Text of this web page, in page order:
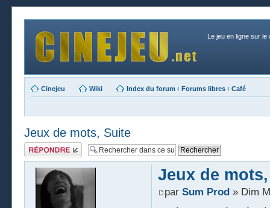
Le jeu en ligne sur le
Cinejeu Wiki Index du forum ‹ Forums libres ‹ Café
Jeux de mots, Suite
Publier une
réponse
Jeux de
par Sum Prod» Dim